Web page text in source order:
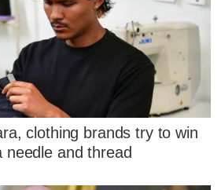
clothing brands try to win
needle and thread